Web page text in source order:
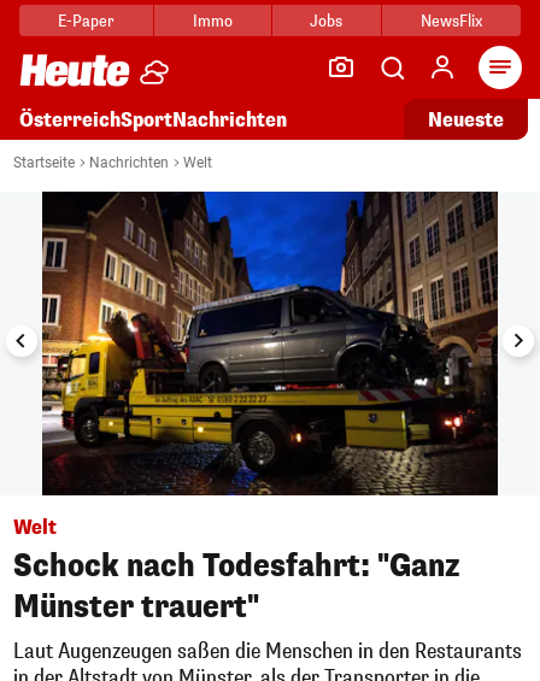
E-Paper Immo Jobs NewsFlix
ÖsterreichSportNachrichten Neueste
Startseite Nachrichten Welt
1/18
Welt
Schock nach Todesfahrt: "Ganz
Münster trauert"
Laut Augenzeugen saßen die Menschen in den Restaurants